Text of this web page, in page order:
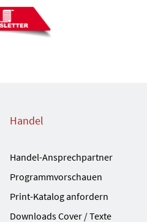
Handel
Handel-Ansprechpartner
Programmvorschauen
Print-Katalog anfordern
Downloads Cover / Texte